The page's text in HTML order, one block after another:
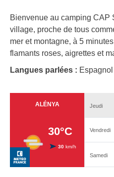
Bienvenue au camping CAP
village, proche de tous
mer et montagne, à 5
flamants roses, aigrettes et
Langues parlées : Espagnol